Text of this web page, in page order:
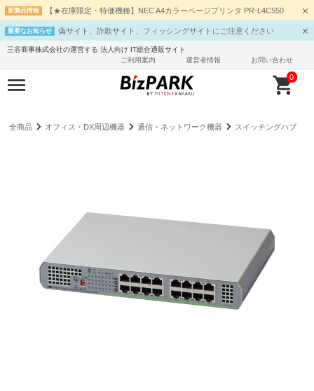
新製品情報 【★在庫限定・特価機種】NEC A4カラーページプリンタ PR-L4C550
重要なお知らせ 偽サイト、詐欺サイト、フィッシングサイトにご注意ください
三谷商事株式会社の運営する 法人向け IT総合通販サイト
ご利用案内
運営者情報 お問い合わせ
0
全商品 オフィス・DX周辺機器 通信・ネットワーク機器 スイッチングハブ